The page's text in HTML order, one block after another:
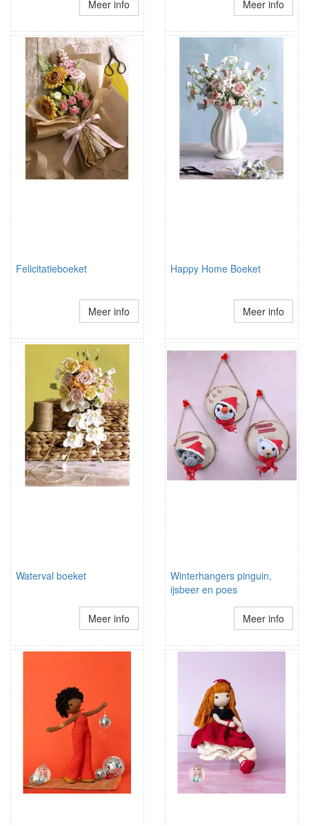
Meer info Meer info
Felicitatieboeket
Meer info
Happy Home Boeket
Meer info
Waterval boeket
Meer info
Winterhangers pinguin,
ijsbeer en poes
Meer info